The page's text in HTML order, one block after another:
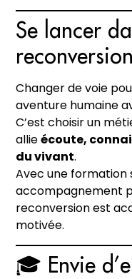
Se lancer
Changer de voie
aventure humaine
C’est choisir un
allieécoute,
du vivant.
Avec une formation
accompagnement
reconversion est
motivée.
🎓 Envie